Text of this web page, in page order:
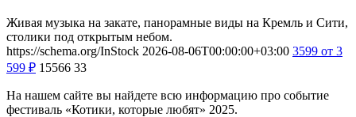
Живая музыка на закате, панорамные виды на Кремль и Сити,
столики под открытым небом.
https://schema.org/InStock 2026-08-06T00:00:00+03:00 3599 от 3
599 ₽ 15566 33
На нашем сайте вы найдете всю информацию про событие
фестиваль «Котики, которые любят» 2025.